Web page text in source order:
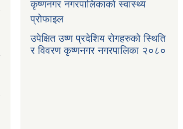
कृष्णनगर नगरपालिकाको स्वास्थ्य
प्रोफाइल
उपेक्षित उष्ण प्रदेशिय रोगहरुको स्थिति
र विवरण कृष्णनगर नगरपालिका २०८०